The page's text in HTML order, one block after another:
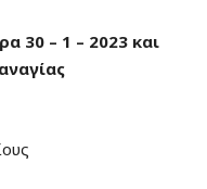
30 – 1 – 2023 και